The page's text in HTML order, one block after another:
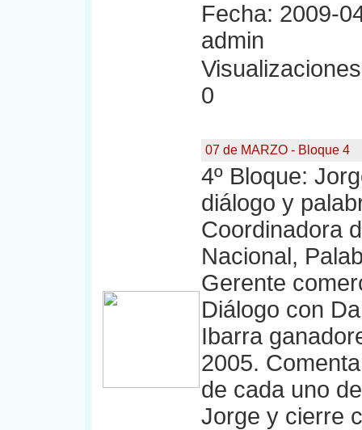
Fecha: 2009-
admin
0
07 de MARZO - Bloque 4
4º Bloque:
diálogo y
Coordinadora
Nacional,
Gerente
Diálogo con
Ibarra
2005.
de cada uno
Jorge y cierre